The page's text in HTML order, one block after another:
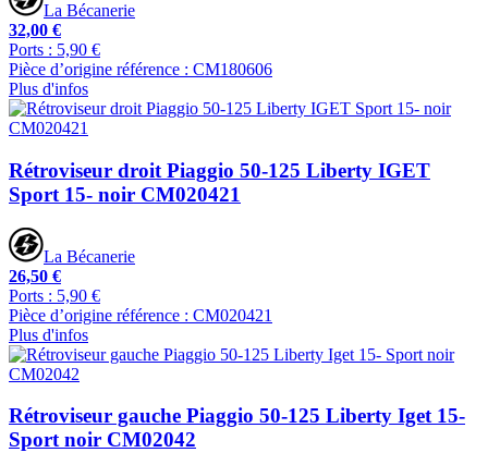
La Bécanerie
32,00 €
Ports : 5,90 €
Pièce d’origine référence : CM180606
Plus d'infos
Rétroviseur droit Piaggio 50-125 Liberty IGET
Sport 15- noir CM020421
La Bécanerie
26,50 €
Ports : 5,90 €
Pièce d’origine référence : CM020421
Plus d'infos
Rétroviseur gauche Piaggio 50-125 Liberty Iget 15-
Sport noir CM02042